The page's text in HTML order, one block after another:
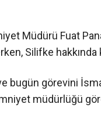
Müdürü Fuat
Silifke
bugün görevini
müdürlüğü